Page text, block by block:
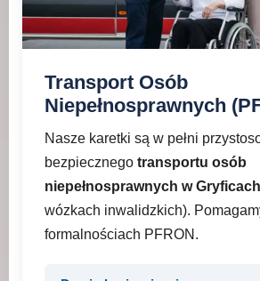
Transport Osób
Niepełnosprawnych
Nasze karetki są w pełni
bezpiecznego transportu osób
niepełnosprawnych w Gryficach
wózkach inwalidzkich).
formalnościach PFRON.